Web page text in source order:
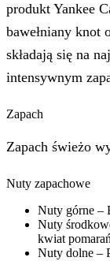
produkt Yankee
bawełniany knot
składają się na
intensywnym
Zapach
Zapach świeżo
Nuty zapachowe
Nuty górne –
Nuty
kwiat
Nuty dolne –